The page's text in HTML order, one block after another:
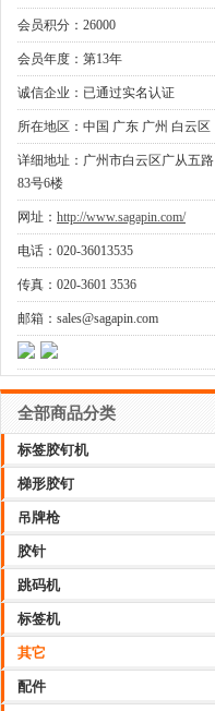
会员积分：26000
会员年度：第13年
诚信企业：已通过实名认证
所在地区：中国 广东 广州 白云区
详细地址：广州市白云区广从五路
83号6楼
网址： http://www.sagapin.com/
电话：020-36013535
传真：020-3601 3536
邮箱：sales@sagapin.com
全部商品分类
标签胶钉机
梯形胶钉
吊牌枪
胶针
跳码机
标签机
其它
配件